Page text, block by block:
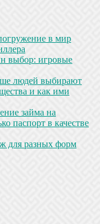
в мир
выбор: игровые
людей выбирают
и как ими
займа на
паспорт в качестве
для разных форм